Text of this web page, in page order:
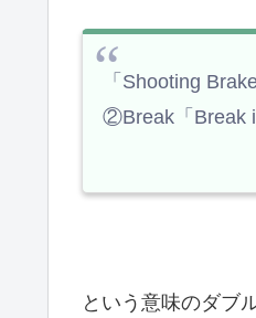
「Shooting
②Break「Break
という意味のダブ